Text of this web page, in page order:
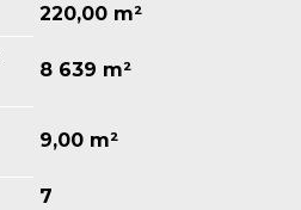
220,00 m²
8 639 m²
9,00 m²
7